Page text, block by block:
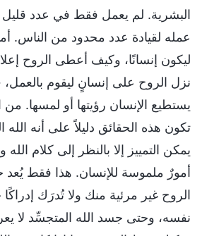
البشرية. لم يعمل فقط في عدد
عمله لقيادة عدد محدود من الناس.
ليكون إنسانًا، وكيف أعطى الروح
نزل الروح على إنسانٍ ليقوم بالعمل،
يستطيع الإنسان رؤيتها أو لمسها. من
تكون هذه الحقائق دليلاً على أنه الله
يمكن التمييز إلا بالنظر إلى كلام
أمورٌ ملموسة للإنسان. هذا فقط يُعد
الروح غير مرئية منك ولا تُدرَك إدراكًا
نفسه، وحتى جسد الله المتجسِّد لا